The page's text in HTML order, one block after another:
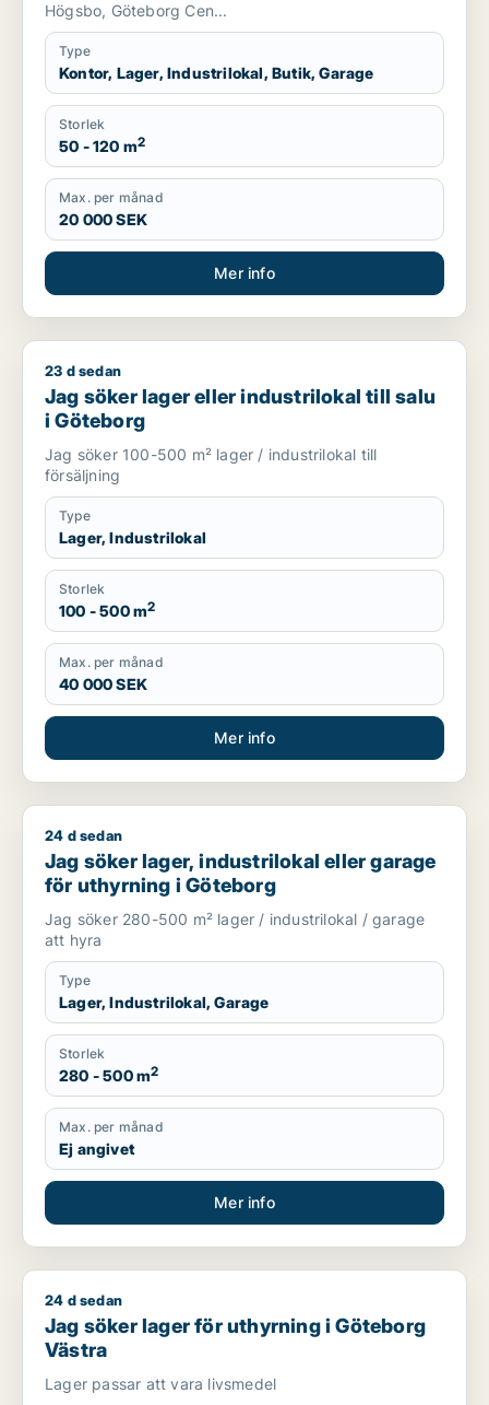
Högsbo, Göteborg Cen...
Type
Kontor, Lager, Industrilokal, Butik, Garage
Storlek
50 - 120 m2
Max. per månad
20 000 SEK
Mer info
Jag söker lager eller industrilokal till salu i Göteborg
23 d sedan
Jag söker lager eller industrilokal till salu
i Göteborg
Jag söker 100-500 m² lager / industrilokal till
försäljning
Type
Lager, Industrilokal
Storlek
100 - 500 m2
Max. per månad
40 000 SEK
Mer info
Jag söker lager, industrilokal eller garage för uthyrning i
24 d sedan
Jag söker lager, industrilokal eller garage
för uthyrning i Göteborg
Jag söker 280-500 m² lager / industrilokal / garage
att hyra
Type
Lager, Industrilokal, Garage
Storlek
280 - 500 m2
Max. per månad
Ej angivet
Mer info
Jag söker lager för uthyrning i Göteborg Västra
24 d sedan
Jag söker lager för uthyrning i Göteborg
Västra
Lager passar att vara livsmedel